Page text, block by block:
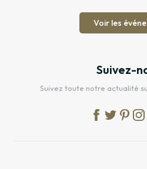
Voir les
Suivez-
Suivez toute notre actualité